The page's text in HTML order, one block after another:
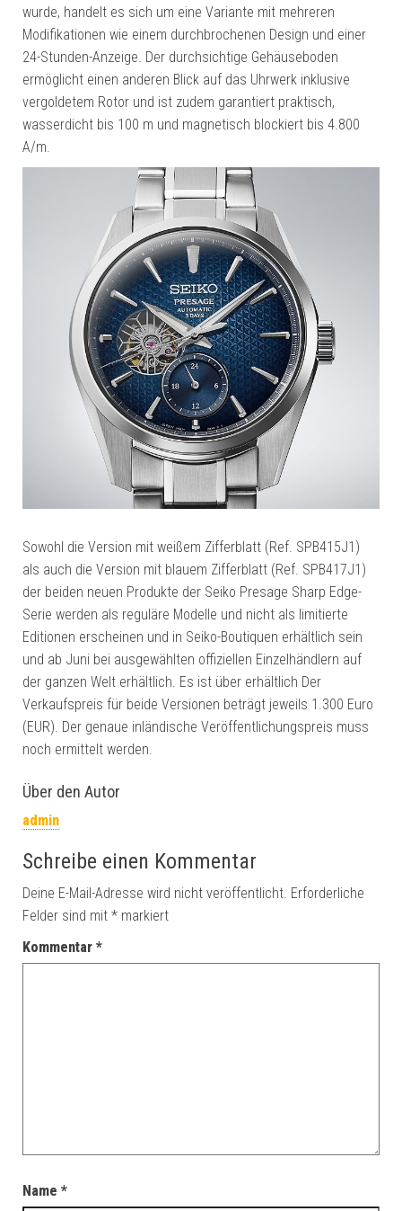
wurde, handelt es sich um eine Variante mit mehreren
Modifikationen wie einem durchbrochenen Design und einer
24-Stunden-Anzeige. Der durchsichtige Gehäuseboden
ermöglicht einen anderen Blick auf das Uhrwerk inklusive
vergoldetem Rotor und ist zudem garantiert praktisch,
wasserdicht bis 100 m und magnetisch blockiert bis 4.800
A/m.
Sowohl die Version mit weißem Zifferblatt (Ref. SPB415J1)
als auch die Version mit blauem Zifferblatt (Ref. SPB417J1)
der beiden neuen Produkte der Seiko Presage Sharp Edge-
Serie werden als reguläre Modelle und nicht als limitierte
Editionen erscheinen und in Seiko-Boutiquen erhältlich sein
und ab Juni bei ausgewählten offiziellen Einzelhändlern auf
der ganzen Welt erhältlich. Es ist über erhältlich Der
Verkaufspreis für beide Versionen beträgt jeweils 1.300 Euro
(EUR). Der genaue inländische Veröffentlichungspreis muss
noch ermittelt werden.
Über den Autor
admin
Schreibe einen Kommentar
Deine E-Mail-Adresse wird nicht veröffentlicht. Erforderliche
Felder sind mit * markiert
Kommentar *
Name *